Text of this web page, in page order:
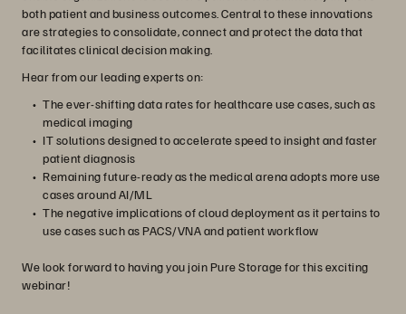
both patient and business outcomes. Central to these innovations
are strategies to consolidate, connect and protect the data that
facilitates clinical decision making.
Hear from our leading experts on:
The ever-shifting data rates for healthcare use cases, such as
medical imaging
IT solutions designed to accelerate speed to insight and faster
patient diagnosis
Remaining future-ready as the medical arena adopts more use
cases around AI/ML
The negative implications of cloud deployment as it pertains to
use cases such as PACS/VNA and patient workflow
We look forward to having you join Pure Storage for this exciting
webinar!